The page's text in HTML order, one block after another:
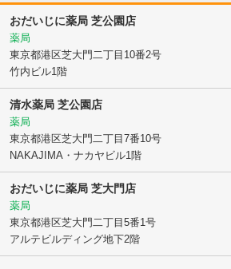
おだいじに薬局 芝公園店
薬局
東京都港区芝大門二丁目10番2号
竹内ビル1階
清水薬局 芝公園店
薬局
東京都港区芝大門二丁目7番10号
NAKAJIMA・ナカヤビル1階
おだいじに薬局 芝大門店
薬局
東京都港区芝大門二丁目5番1号
アルテビルディング地下2階